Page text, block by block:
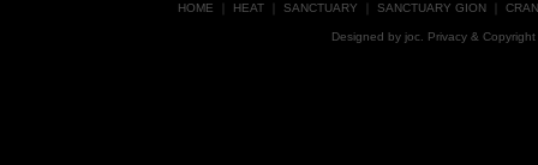
HOME HEAT SANCTUARY SANCTUARY GION
Designed by joc . Privacy &